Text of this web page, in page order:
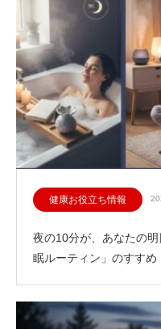
健康お役立ち情報
夜の10分が、あなたの
眠ルーティン」のすすめ